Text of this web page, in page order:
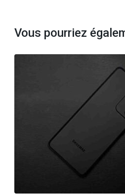
Vous pourriez